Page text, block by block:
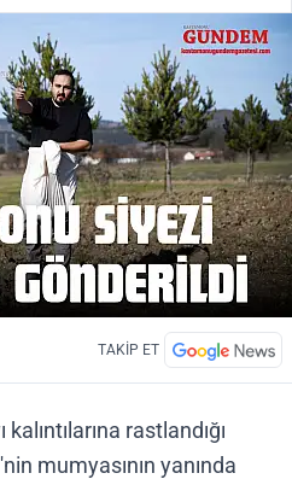
TAKİP ET
rastlandığı
mumyasının yanında